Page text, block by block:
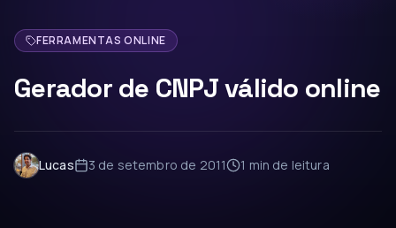
FERRAMENTAS ONLINE
Gerador de CNPJ válido online
Lucas 3 de setembro de 2011 1 min de leitura